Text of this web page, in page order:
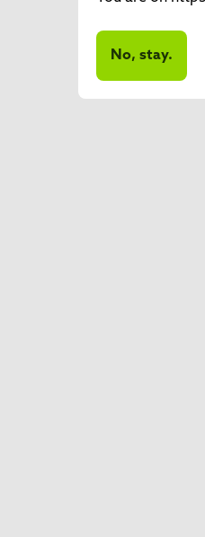
No, stay.